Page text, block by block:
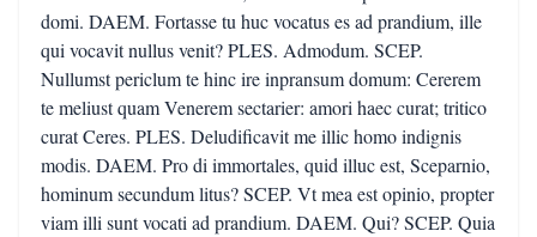
domi. DAEM. Fortasse tu huc vocatus es ad prandium, ille
qui vocavit nullus venit? PLES. Admodum. SCEP.
Nullumst periclum te hinc ire inpransum domum: Cererem
te meliust quam Venerem sectarier: amori haec curat; tritico
curat Ceres. PLES. Deludificavit me illic homo indignis
modis. DAEM. Pro di immortales, quid illuc est, Sceparnio,
hominum secundum litus? SCEP. Vt mea est opinio, propter
viam illi sunt vocati ad prandium. DAEM. Qui? SCEP. Quia